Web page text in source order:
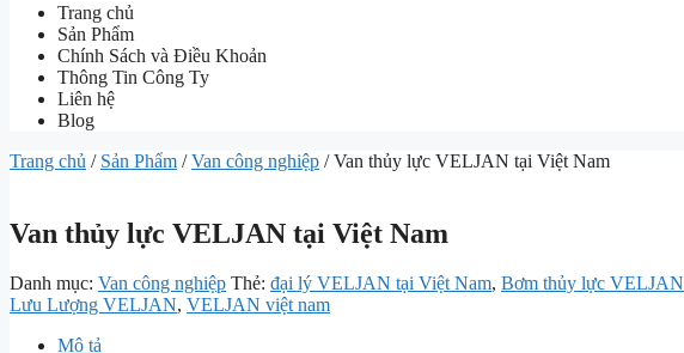
Trang chủ
Sản Phẩm
Chính Sách và Điều Khoản
Thông Tin Công Ty
Liên hệ
Blog
Trang chủ / Sản Phẩm /Van công nghiệp / Van thủy lực VELJAN tại Việt Nam
Van thủy lực VELJAN tại Việt Nam
Danh mục: Van công nghiệp Thẻ: đại lý VELJAN tại Việt Nam, Bơm thủy lực VELJAN
Lưu Lượng VELJAN, VELJAN việt nam
Mô tả